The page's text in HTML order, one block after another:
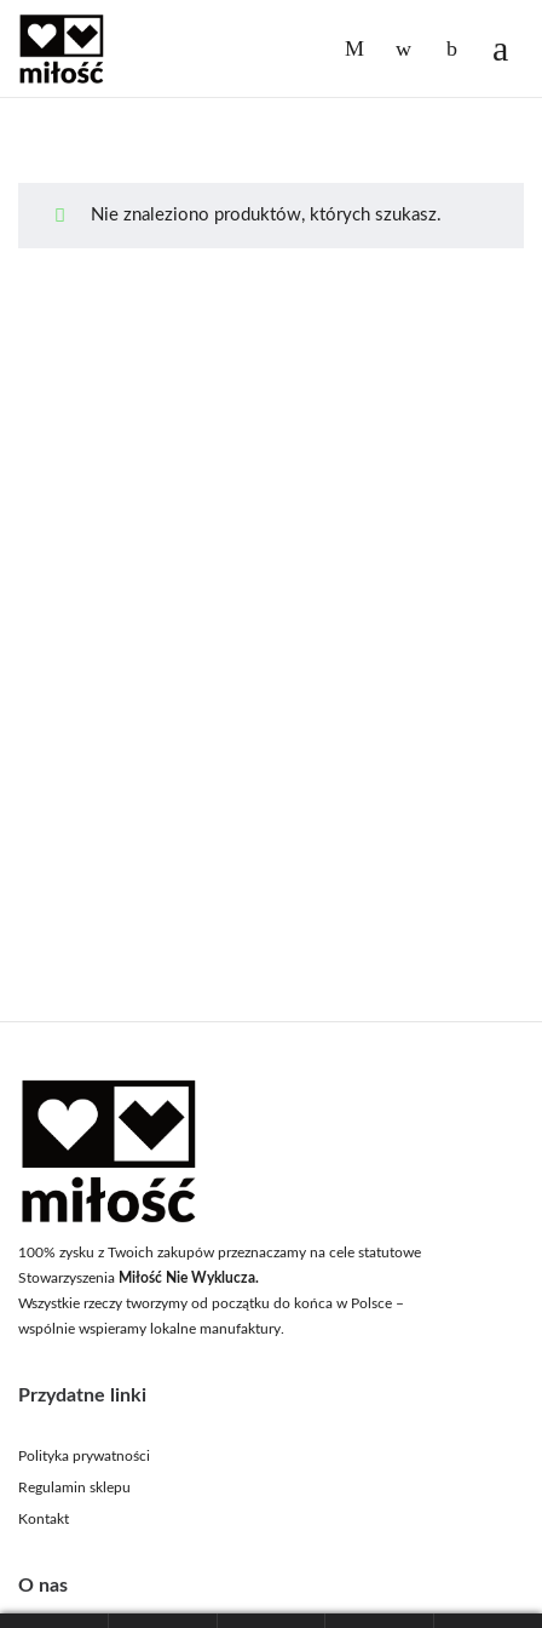
Nie znaleziono produktów, których szukasz.
100% zysku z Twoich zakupów przeznaczamy na cele statutowe
Stowarzyszenia Miłość Nie Wyklucza.
Wszystkie rzeczy tworzymy od początku do końca w Polsce –
wspólnie wspieramy lokalne manufaktury.
Przydatne linki
Polityka prywatności
Regulamin sklepu
Kontakt
O nas